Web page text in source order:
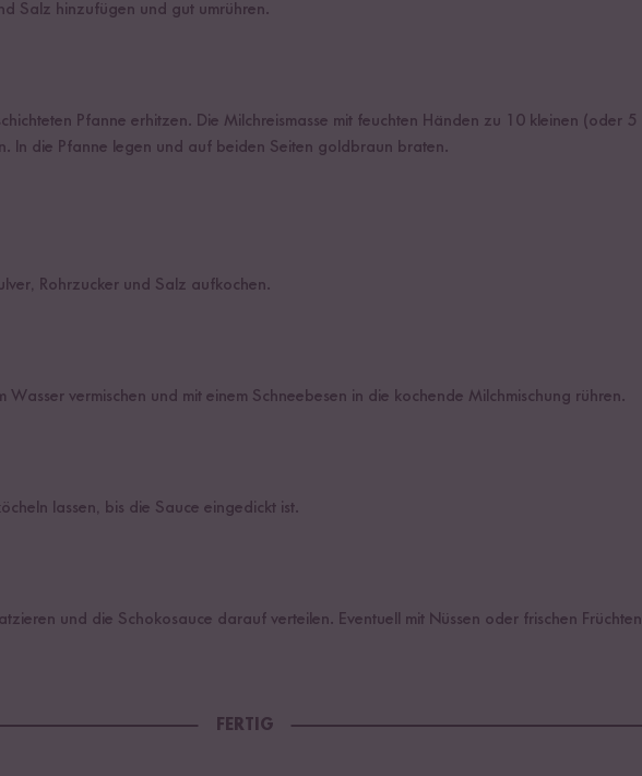
Salz hinzufügen und gut umrühren.
Pfanne erhitzen. Die Milchreismasse mit feuchten Händen zu 10 kleinen (oder 5
In die Pfanne legen und auf beiden Seiten goldbraun braten.
Rohrzucker und Salz aufkochen.
Wasser vermischen und mit einem Schneebesen in die kochende Milchmischung rühren.
lassen, bis die Sauce eingedickt ist.
und die Schokosauce darauf verteilen. Eventuell mit Nüssen oder frischen Früchten
FERTIG